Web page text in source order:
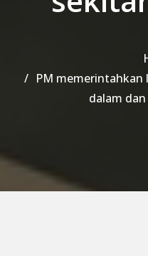
PM memerintahkan
dalam